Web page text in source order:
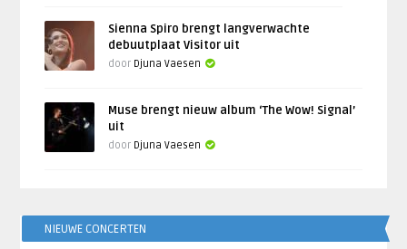
Sienna Spiro brengt langverwachte
debuutplaat Visitor uit
door Djuna Vaesen
Muse brengt nieuw album ‘The Wow! Signal’
uit
door Djuna Vaesen
NIEUWE CONCERTEN